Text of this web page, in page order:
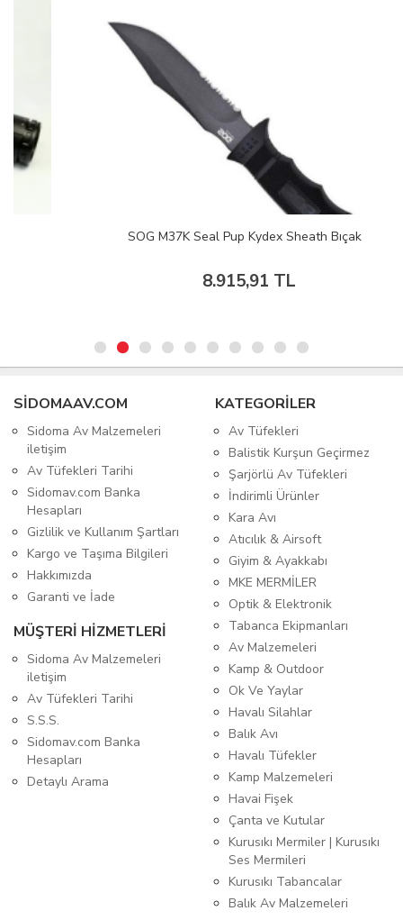
SOG M37K Seal Pup Kydex Sheath Bıçak
8.915,91 TL
SIDOMAAV.COM
Sidoma Av Malzemeleri
iletişim
Av Tüfekleri Tarihi
Sidomav.com Banka
Hesapları
Gizlilik ve Kullanım Şartları
Kargo ve Taşıma Bilgileri
Hakkımızda
Garanti ve İade
MÜŞTERİ HİZMETLERİ
Sidoma Av Malzemeleri
iletişim
Av Tüfekleri Tarihi
S.S.S.
Sidomav.com Banka
Hesapları
Detaylı Arama
KATEGORİLER
Av Tüfekleri
Balistik Kurşun Geçirmez
Şarjörlü Av Tüfekleri
İndirimli Ürünler
Kara Avı
Atıcılık & Airsoft
Giyim & Ayakkabı
MKE MERMİLER
Optik & Elektronik
Tabanca Ekipmanları
Av Malzemeleri
Kamp & Outdoor
Ok Ve Yaylar
Havalı Silahlar
Balık Avı
Havalı Tüfekler
Kamp Malzemeleri
Havai Fişek
Çanta ve Kutular
Kurusıkı Mermiler | Kurusıkı
Ses Mermileri
Kurusıkı Tabancalar
Balık Av Malzemeleri